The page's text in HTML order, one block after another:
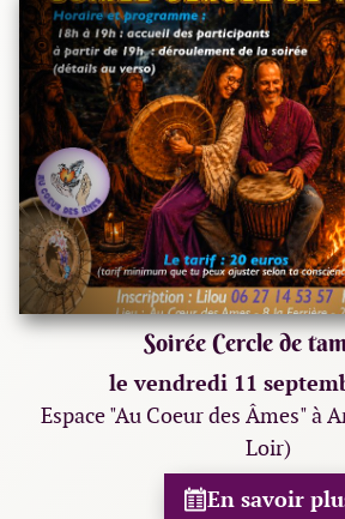
Soirée Cercle de
le vendredi 11
Espace "Au Coeur des Âmes" à
Loir)
En savoir